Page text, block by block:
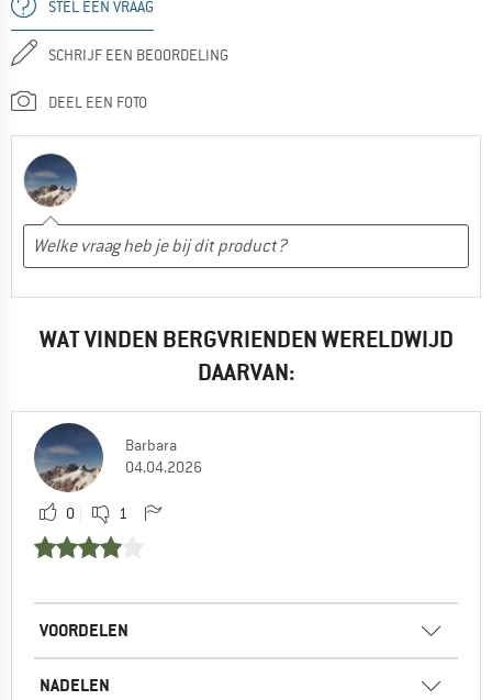
STEL EEN VRAAG
SCHRIJF EEN BEOORDELING
DEEL EEN FOTO
WAT VINDEN BERGVRIENDEN WERELDWIJD
DAARVAN:
Barbara
04.04.2026
0 1
VOORDELEN
NADELEN